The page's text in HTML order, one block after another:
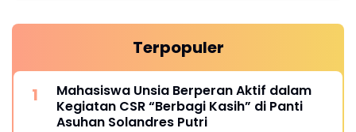
Terpopuler
Mahasiswa Unsia Berperan Aktif dalam
Kegiatan CSR “Berbagi Kasih” di Panti
Asuhan Solandres Putri